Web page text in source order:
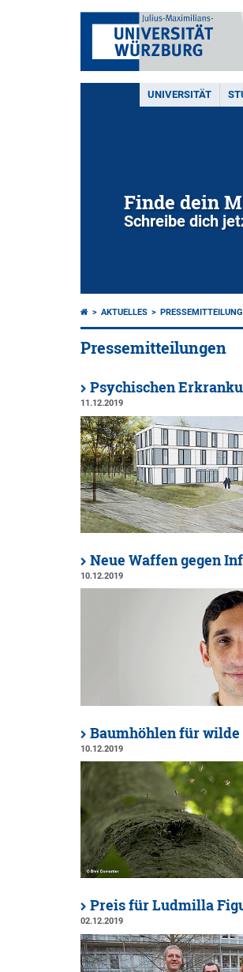
UNIVERSITÄT
Finde dein
Schreibe dich
AKTUELLES
Pressemitteilungen
Psychischen
11.12.2019
Neue Waffen gegen
10.12.2019
Baumhöhlen für
10.12.2019
Preis für Ludmilla
02.12.2019